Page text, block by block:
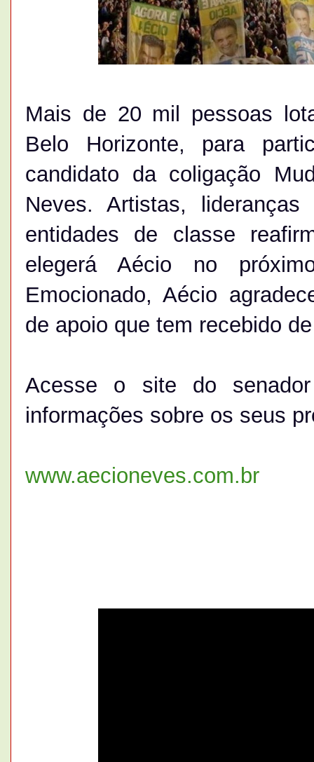
Mais de 20 mil pessoas
Belo Horizonte, para
candidato da coligação
Neves. Artistas,
entidades de classe
elegerá Aécio no
Emocionado, Aécio
de apoio que tem recebido
Acesse o site do
informações sobre os seus
www.aecioneves.com.br